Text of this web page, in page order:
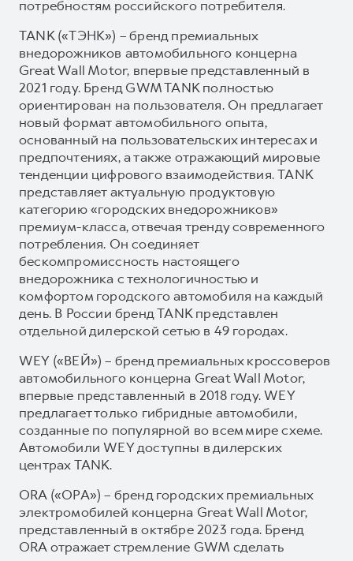
потребностям российского потребителя.
TANK («ТЭНК») – бренд премиальных
внедорожников автомобильного концерна
Great Wall Motor, впервые представленный в
2021 году. Бренд GWM TANK полностью
ориентирован на пользователя. Он предлагает
новый формат автомобильного опыта,
основанный на пользовательских интересах и
предпочтениях, а также отражающий мировые
тенденции цифрового взаимодействия. TANK
представляет актуальную продуктовую
категорию «городских внедорожников»
премиум-класса, отвечая тренду современного
потребления. Он соединяет
бескомпромиссность настоящего
внедорожника с технологичностью и
комфортом городского автомобиля на каждый
день. В России бренд TANK представлен
отдельной дилерской сетью в 49 городах.
WEY («ВЕЙ») – бренд премиальных кроссоверов
автомобильного концерна Great Wall Motor,
впервые представленный в 2018 году. WEY
предлагает только гибридные автомобили,
созданные по популярной во всем мире схеме.
Автомобили WEY доступны в дилерских
центрах TANK.
ORA («ОРА») – бренд городских премиальных
электромобилей концерна Great Wall Motor,
представленный в октябре 2023 года. Бренд
ORA отражает стремление GWM сделать